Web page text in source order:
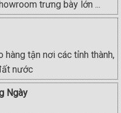
trưng bày lớn ...
hàng tận nơi các tỉnh thành,
nước
Ngày